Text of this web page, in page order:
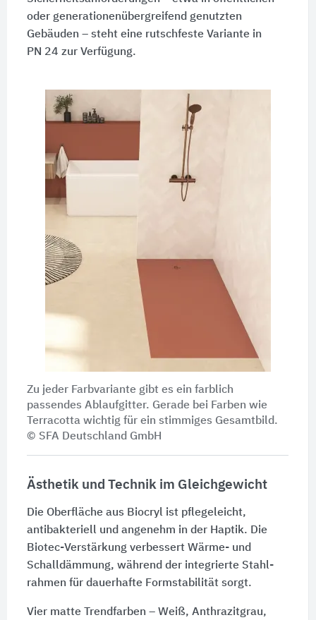
oder generationenübergreifend genutzten
Gebäuden – steht eine rutschfeste Variante in
PN 24 zur Verfügung.
Zu jeder Farbvariante gibt es ein farblich
passendes Ablaufgitter. Gerade bei Farben wie
Terracotta wichtig für ein stimmiges Gesamtbild.
© SFA Deutschland GmbH
Ästhetik und Technik im Gleichgewicht
Die Oberfläche aus Biocryl ist pflegeleicht,
antibakteriell und angenehm in der Haptik. Die
Biotec-Verstärkung verbessert Wärme- und
Schalldämmung, während der integrierte Stahl­
rahmen für dauerhafte Formstabilität sorgt.
Vier matte Trendfarben – Weiß, Anthrazitgrau,